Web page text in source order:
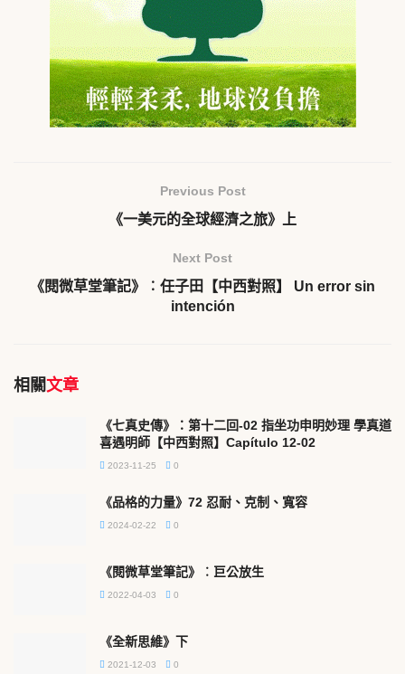
Previous Post
《一美元的全球經濟之旅》上
Next Post
《閱微草堂筆記》︰任子田【中西對照】 Un error sin
intención
相關文章
《七真史傳》：第十二回-02 指坐功申明妙理 學真道
喜遇明師【中西對照】Capítulo 12-02
2023-11-25 0
《品格的力量》72 忍耐、克制、寬容
2024-02-22 0
《閱微草堂筆記》︰巨公放生
2022-04-03 0
《全新思維》下
2021-12-03 0